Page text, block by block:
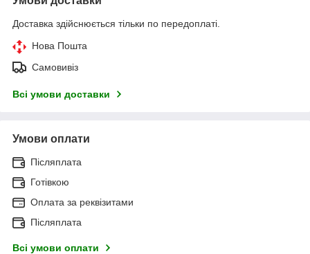
Доставка здійснюється тільки по передоплаті.
Нова Пошта
Самовивіз
Всі умови доставки
Умови оплати
Післяплата
Готівкою
Оплата за реквізитами
Післяплата
Всі умови оплати